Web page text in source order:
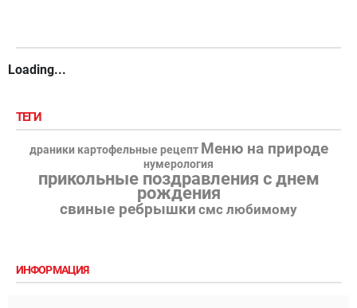
Loading...
ТЕГИ
драники картофельные рецепт Меню на природе
нумерология
прикольные поздравления с днем
рождения
свиные ребрышки смс любимому
ИНФОРМАЦИЯ